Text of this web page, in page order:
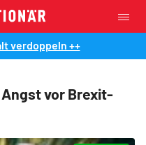
verdoppeln ++
vor Brexit-